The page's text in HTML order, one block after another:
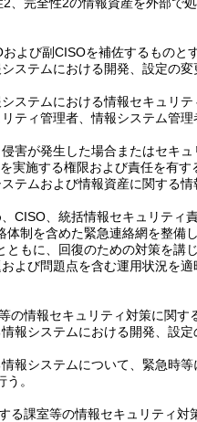
よび副CISOを補佐するものとす
ステムにおける開発、設定の
テムにおける情報セキュリテ
ティ管理者、情報システム管
害が発生した場合またはセキ
実施する権限および責任を有す
テムおよび情報資産に関する
CISO、統括情報セキュリティ
制を含めた緊急連絡網を整備
もに、回復のための対策を講
よび問題点を含む運用状況を
情報セキュリティ対策に関す
報システムにおける開発、設
報システムについて、緊急時
。
課室等の情報セキュリティ対